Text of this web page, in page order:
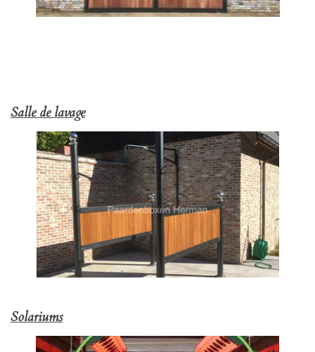
Salle de lavage
Solariums